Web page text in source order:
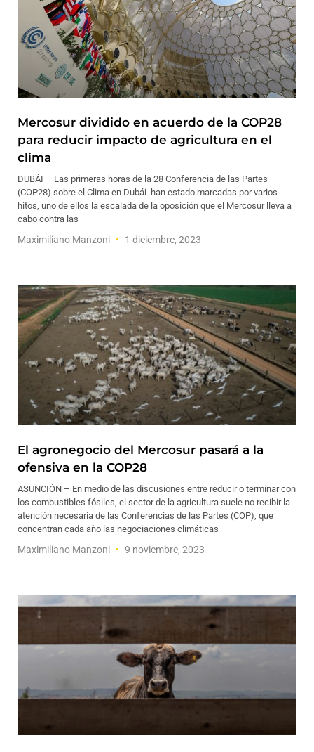
Mercosur dividido en acuerdo de la COP28
para reducir impacto de agricultura en el
clima
DUBÁI – Las primeras horas de la 28 Conferencia de las Partes
(COP28) sobre el Clima en Dubái han estado marcadas por varios
hitos, uno de ellos la escalada de la oposición que el Mercosur lleva a
cabo contra las
Maximiliano Manzoni 1 diciembre, 2023
El agronegocio del Mercosur pasará a la
ofensiva en la COP28
ASUNCIÓN – En medio de las discusiones entre reducir o terminar con
los combustibles fósiles, el sector de la agricultura suele no recibir la
atención necesaria de las Conferencias de las Partes (COP), que
concentran cada año las negociaciones climáticas
Maximiliano Manzoni 9 noviembre, 2023